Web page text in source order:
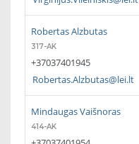
Robertas Alzbutas
317-AK
+37037401945
Robertas.Alzbutas@lei.lt
Mindaugas Vaišnoras
414-AK